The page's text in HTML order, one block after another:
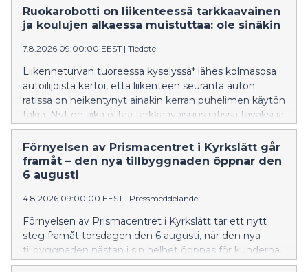
vara vaksam vid ratten och låta telefonen ligga kvar i
väskan eller fickan, eftersom de små skoleleverna igen
Ruokarobotti on liikenteessä tarkkaavainen
ja koulujen alkaessa muistuttaa: ole sinäkin
7.8.2026 09:00:00 EEST | Tiedote
Liikenneturvan tuoreessa kyselyssä* lähes kolmasosa
autoilijoista kertoi, että liikenteen seuranta auton
ratissa on heikentynyt ainakin kerran puhelimen käytön
takia. Nyt on aika ottaa tarkkaavaisuus ratissa tavaksi ja
jättää puhelin laukkuun tai taskuun, sillä pienet
koululaiset aloittavat koulutiensä.
Förnyelsen av Prismacentret i Kyrkslätt går
framåt – den nya tillbyggnaden öppnar den
6 augusti
4.8.2026 09:00:00 EEST | Pressmeddelande
Förnyelsen av Prismacentret i Kyrkslätt tar ett nytt
steg framåt torsdagen den 6 augusti, när den nya
tillbyggnaden nästan i sin helhet öppnas för kunderna.
Samtidigt tas en ny ingång i bruk, den nya kassalinjen